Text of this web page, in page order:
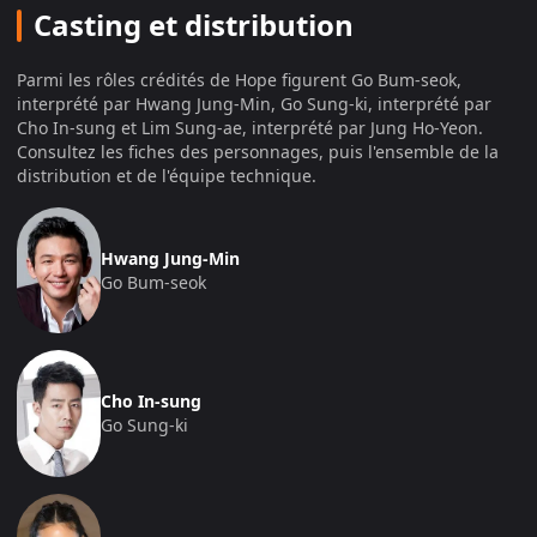
Distribution de « Hope » : un casting
coréen et hollywoodien inédit
Hwang Jung-min :Beom-seok, chef du poste de police
Zo In-sung :Seong-ki, chasseur local
débutante
Michael Fassbender :Ma'veyyo, extraterrestre
Alicia Vikander :
Taylor Russell :
Cameron Britton :Va'migere, extraterrestre
Uhm Tae-goo, Lee Kyu-hyung
Le casting réunit pour la première fois à l'écran
Casting et distribution
Parmi les rôles crédités de Hope figurent Go Bum-seok,
interprété par Hwang Jung-Min, Go Sung-ki, interprété par
Cho In-sung et Lim Sung-ae, interprété par Jung Ho-Yeon.
Consultez les fiches des personnages, puis l'ensemble de la
distribution et de l'équipe technique.
Hwang Jung-Min
Go Bum-seok
Cho In-sung
Go Sung-ki